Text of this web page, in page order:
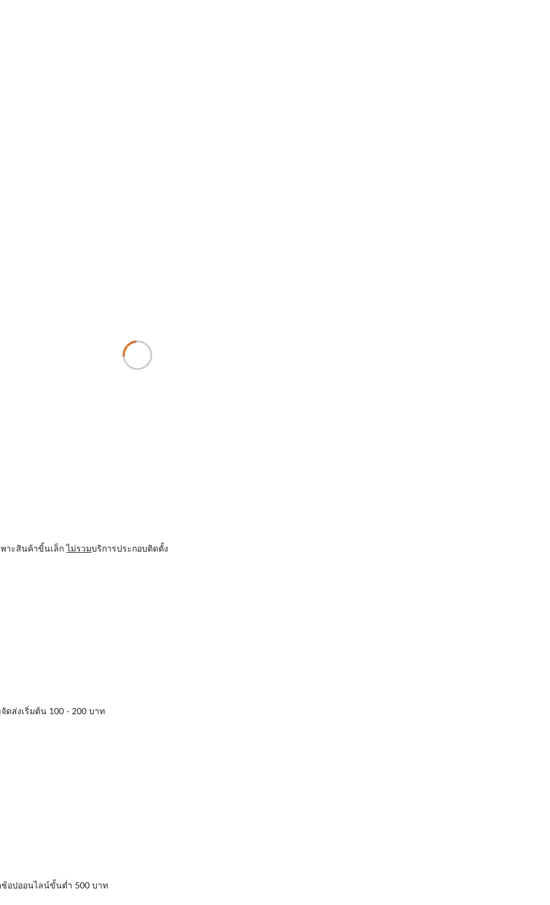
าะสินค้าขิ้นเล็ก ไม่รวมบริการประกอบติดตั้ง
ดส่งเริ่มต้น 100 - 200 บาท
ช้อปออนไลน์ขั้นต่ำ 500 บาท